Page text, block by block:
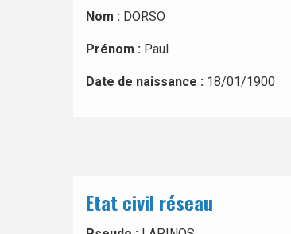
Nom : DORSO
Prénom : Paul
Date de naissance : 18/01/1900
Etat civil réseau